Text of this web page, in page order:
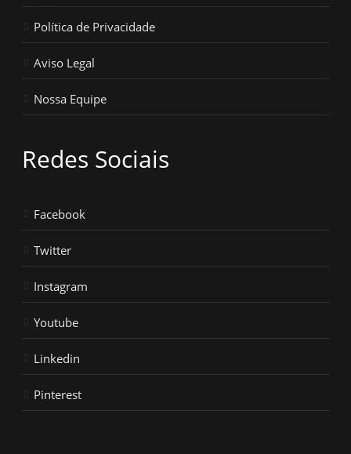
Política de Privacidade
Aviso Legal
Nossa Equipe
Redes Sociais
Facebook
Twitter
Instagram
Youtube
Linkedin
Pinterest